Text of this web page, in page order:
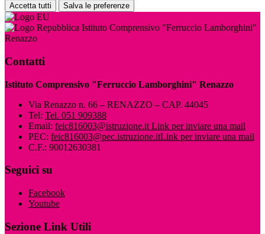
Accetta tutti Salva le preferenze
Istituto Comprensivo "Ferruccio Lamborghini"
Renazzo
Contatti
Istituto Comprensivo "Ferruccio Lamborghini" Renazzo
Via Renazzo n. 66 – RENAZZO – CAP. 44045
Tel: Tel. 051 909388
Email: feic816003@istruzione.it Link per inviare una mail
PEC: feic816003@pec.istruzione.itLink per inviare una mail
C.F.: 90012630381
Seguici su
Facebook
Youtube
Sezione Link Utili